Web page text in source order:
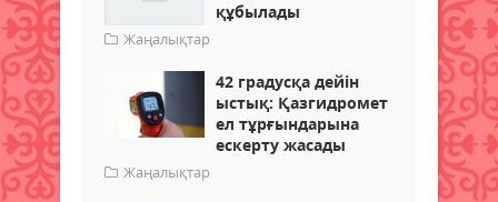
құбылады
Жаңалықтар
42 градусқа дейін
ыстық: Қазгидромет
ел тұрғындарына
ескерту жасады
Жаңалықтар